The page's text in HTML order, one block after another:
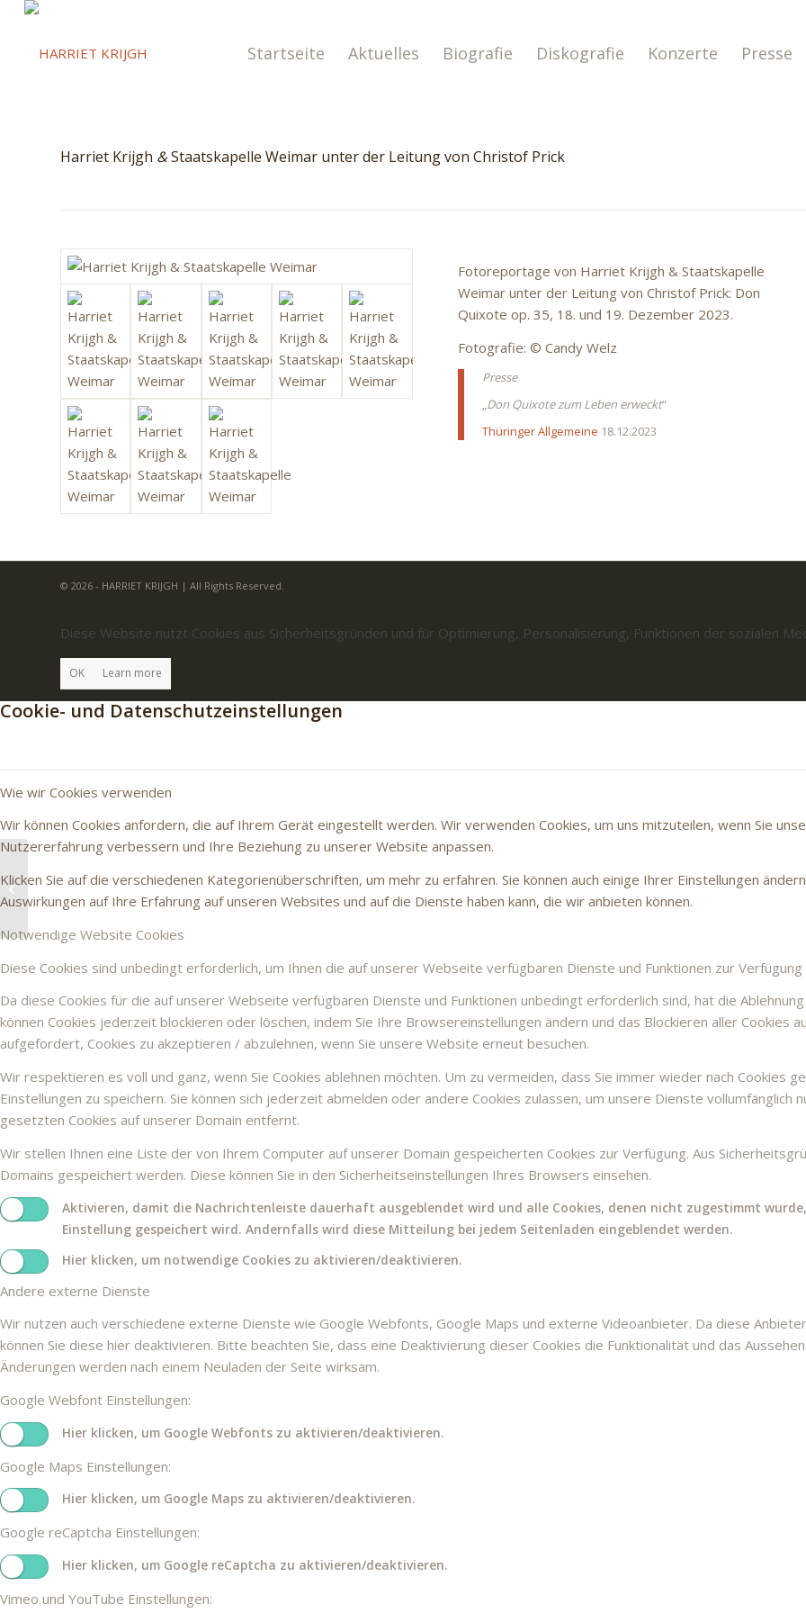
Startseite Aktuelles Biografie Diskografie Konzerte Presse
Harriet Krijgh &Staatskapelle Weimar unter der Leitung von Christof Prick
Fotoreportage von Harriet Krijgh & Staatskapelle
Weimar unter der Leitung von Christof Prick: Don
Quixote op. 35, 18. und 19. Dezember 2023.
Fotografie: © Candy Welz
Presse
„Don Quixote zum Leben erweckt“
Thüringer Allgemeine 18.12.2023
© 2026 - HARRIET KRIJGH | All Rights Reserved.
Cellokonzert: Harriet
Krijgh mit dem
Kammerorche...
Diese Website nutzt Cookies aus Sicherheitsgründen und für Optimierung, Personalisierung, Funktionen der sozialen
OK Learn more
Cookie- und Datenschutzeinstellungen
Wie wir Cookies verwenden
Wir können Cookies anfordern, die auf Ihrem Gerät eingestellt werden. Wir verwenden Cookies, um uns mitzuteilen, wenn Sie
Nutzererfahrung verbessern und Ihre Beziehung zu unserer Website anpassen.
Klicken Sie auf die verschiedenen Kategorienüberschriften, um mehr zu erfahren. Sie können auch einige Ihrer Einstellungen
Auswirkungen auf Ihre Erfahrung auf unseren Websites und auf die Dienste haben kann, die wir anbieten können.
Notwendige Website Cookies
Diese Cookies sind unbedingt erforderlich, um Ihnen die auf unserer Webseite verfügbaren Dienste und Funktionen zur Verfügung
Da diese Cookies für die auf unserer Webseite verfügbaren Dienste und Funktionen unbedingt erforderlich sind, hat die
können Cookies jederzeit blockieren oder löschen, indem Sie Ihre Browsereinstellungen ändern und das Blockieren aller Cookies
aufgefordert, Cookies zu akzeptieren / abzulehnen, wenn Sie unsere Website erneut besuchen.
Wir respektieren es voll und ganz, wenn Sie Cookies ablehnen möchten. Um zu vermeiden, dass Sie immer wieder nach Cookies
Einstellungen zu speichern. Sie können sich jederzeit abmelden oder andere Cookies zulassen, um unsere Dienste vollumfänglich
gesetzten Cookies auf unserer Domain entfernt.
Wir stellen Ihnen eine Liste der von Ihrem Computer auf unserer Domain gespeicherten Cookies zur Verfügung. Aus
Domains gespeichert werden. Diese können Sie in den Sicherheitseinstellungen Ihres Browsers einsehen.
Aktivieren, damit die Nachrichtenleiste dauerhaft ausgeblendet wird und alle Cookies, denen nicht zugestimmt
Einstellung gespeichert wird. Andernfalls wird diese Mitteilung bei jedem Seitenladen eingeblendet werden.
Hier klicken, um notwendige Cookies zu aktivieren/deaktivieren.
Andere externe Dienste
Wir nutzen auch verschiedene externe Dienste wie Google Webfonts, Google Maps und externe Videoanbieter. Da diese
können Sie diese hier deaktivieren. Bitte beachten Sie, dass eine Deaktivierung dieser Cookies die Funktionalität und das
Änderungen werden nach einem Neuladen der Seite wirksam.
Google Webfont Einstellungen:
Hier klicken, um Google Webfonts zu aktivieren/deaktivieren.
Google Maps Einstellungen:
Hier klicken, um Google Maps zu aktivieren/deaktivieren.
Google reCaptcha Einstellungen:
Hier klicken, um Google reCaptcha zu aktivieren/deaktivieren.
Vimeo und YouTube Einstellungen: